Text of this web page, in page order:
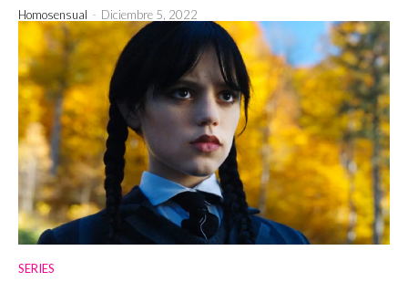
Homosensual - Diciembre 5, 2022
SERIES